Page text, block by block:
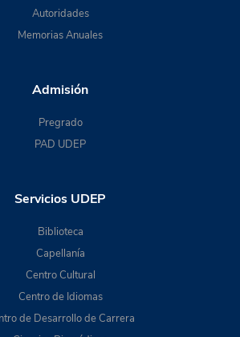
Autoridades
Memorias Anuales
Admisión
Pregrado
PAD UDEP
Servicios UDEP
Biblioteca
Capellanía
Centro Cultural
Centro de Idiomas
de Desarrollo de Carrera